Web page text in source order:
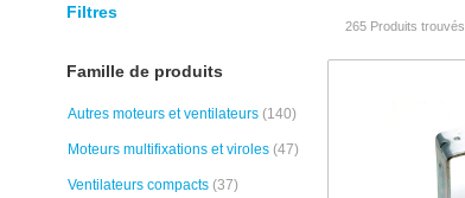
Filtres
Famille de produits
Autres moteurs et ventilateurs (140)
Moteurs multifixations et viroles (47)
Ventilateurs compacts (37)
265 Produits trouvés